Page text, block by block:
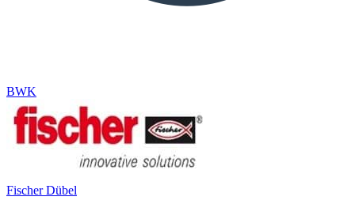
BWK
Fischer Dübel